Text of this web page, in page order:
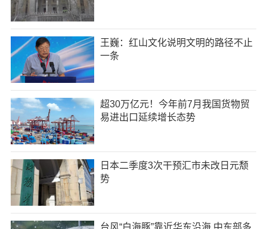
王巍：红山文化说明文明的路径不止
一条
超30万亿元！今年前7月我国货物贸
易进出口延续增长态势
日本二季度3次干预汇市未改日元颓
势